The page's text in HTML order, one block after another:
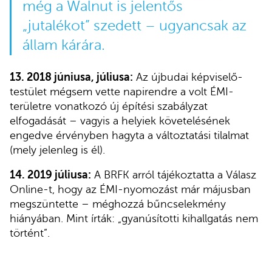
még a Walnut is jelentős
„jutalékot” szedett – ugyancsak az
állam kárára.
13. 2018 júniusa, júliusa: Az újbudai képviselő-
testület mégsem vette napirendre a volt ÉMI-
területre vonatkozó új építési szabályzat
elfogadását – vagyis a helyiek követelésének
engedve érvényben hagyta a változtatási tilalmat
(mely jelenleg is él).
14. 2019 júliusa: A BRFK arról tájékoztatta a Válasz
Online-t, hogy az ÉMI-nyomozást már májusban
megszüntette – méghozzá bűncselekmény
hiányában. Mint írták: „gyanúsítotti kihallgatás nem
történt”.